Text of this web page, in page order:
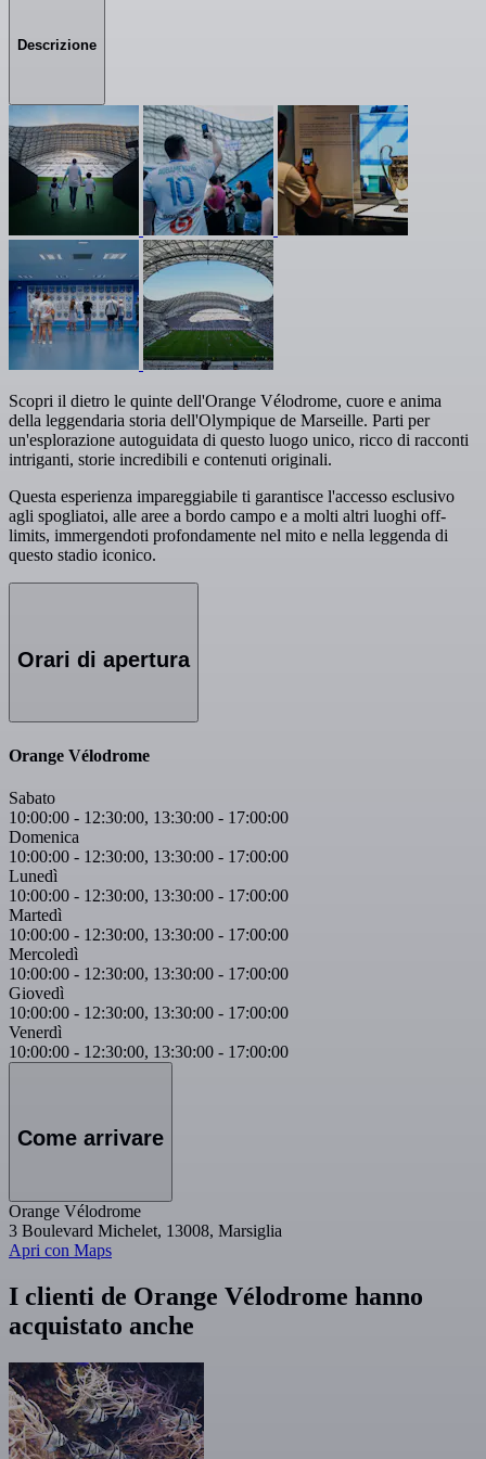
Descrizione
Scopri il dietro le quinte dell'Orange Vélodrome, cuore e anima
della leggendaria storia dell'Olympique de Marseille. Parti per
un'esplorazione autoguidata di questo luogo unico, ricco di racconti
intriganti, storie incredibili e contenuti originali.
Questa esperienza impareggiabile ti garantisce l'accesso esclusivo
agli spogliatoi, alle aree a bordo campo e a molti altri luoghi off-
limits, immergendoti profondamente nel mito e nella leggenda di
questo stadio iconico.
Orari di apertura
Orange Vélodrome
Sabato
10:00:00 - 12:30:00, 13:30:00 - 17:00:00
Domenica
10:00:00 - 12:30:00, 13:30:00 - 17:00:00
Lunedì
10:00:00 - 12:30:00, 13:30:00 - 17:00:00
Martedì
10:00:00 - 12:30:00, 13:30:00 - 17:00:00
Mercoledì
10:00:00 - 12:30:00, 13:30:00 - 17:00:00
Giovedì
10:00:00 - 12:30:00, 13:30:00 - 17:00:00
Venerdì
10:00:00 - 12:30:00, 13:30:00 - 17:00:00
Come arrivare
Orange Vélodrome
3 Boulevard Michelet, 13008, Marsiglia
Apri con Maps
I clienti de Orange Vélodrome hanno
acquistato anche